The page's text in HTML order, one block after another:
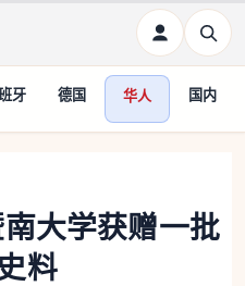
牙 德国 华人 国内
大学获赠一批
料